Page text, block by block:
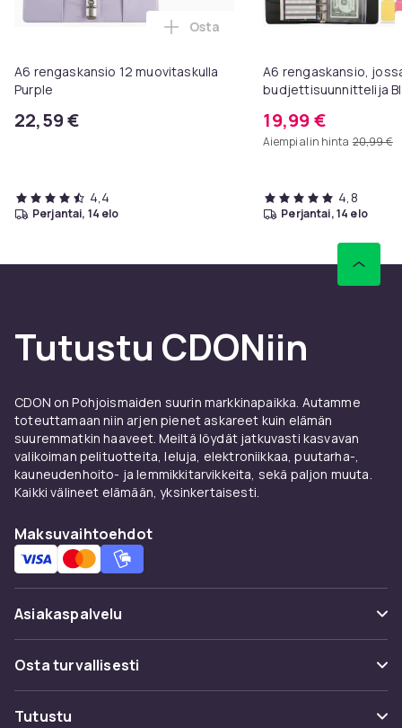
A6 rengaskansio 12 muovitaskulla
Purple
22,59 €
Lisää A6 rengaskansio 12
Osta
4,4
perjantai, 14 elo
A6 rengaskansio,
budjettisuunnittelija
19,99 €
Aiempi alin hinta 20,99 €
4,8
perjantai, 14 elo
Tutustu CDONiin
CDON on Pohjoismaiden suurin markkinapaikka. Autamme
toteuttamaan niin arjen pienet askareet kuin elämän
suuremmatkin haaveet. Meiltä löydät jatkuvasti kasvavan
valikoiman pelituotteita, leluja, elektroniikkaa, puutarha-,
kauneudenhoito- ja lemmikkitarvikkeita, sekä paljon muuta.
Kaikki välineet elämään, yksinkertaisesti.
Maksuvaihtoehdot
Asiakaspalvelu
Usein kysyttyä (UKK)
Seuraa pakettia
Osta turvallisesti
Maksuvaihtoehdot
Tutustu